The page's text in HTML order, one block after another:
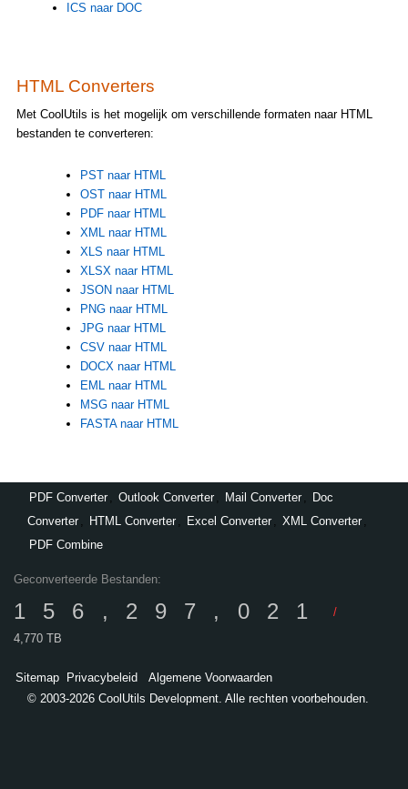
ICS naar DOC
HTML Converters
Met CoolUtils is het mogelijk om verschillende formaten naar HTML
bestanden te converteren:
PST naar HTML
OST naar HTML
PDF naar HTML
XML naar HTML
XLS naar HTML
XLSX naar HTML
JSON naar HTML
PNG naar HTML
JPG naar HTML
CSV naar HTML
DOCX naar HTML
EML naar HTML
MSG naar HTML
FASTA naar HTML
PDF Converter Outlook Converter Mail Converter
Doc
Converter
HTML Converter Excel Converter XML Converter
PDF Combine
Geconverteerde Bestanden:
156,297,021
/
4,770 TB
Sitemap Privacybeleid
Algemene Voorwaarden
© 2003-2026 CoolUtils Development. Alle rechten voorbehouden.